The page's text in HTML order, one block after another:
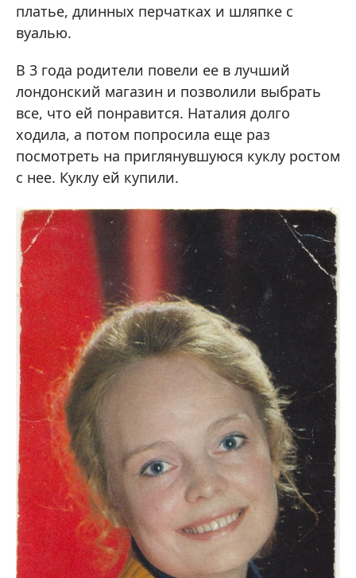
платье, длинных перчатках и шляпке с
вуалью.
В 3 года родители повели ее в лучший
лондонский магазин и позволили выбрать
все, что ей понравится. Наталия долго
ходила, а потом попросила еще раз
посмотреть на приглянувшуюся куклу ростом
с нее. Куклу ей купили.